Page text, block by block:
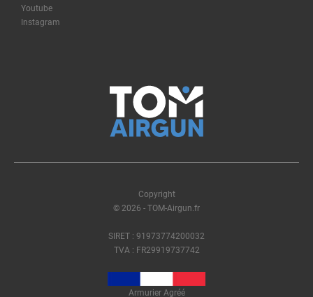
Youtube
Instagram
Copyright
© 2026 - TOM-Airgun.fr
SIRET : 91973774200032
TVA : FR29919737742
Armurier Agréé